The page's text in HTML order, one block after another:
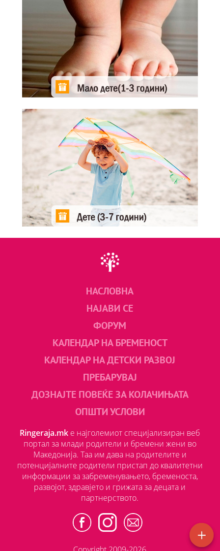
НАСЛОВНА
НАЈАВИ СЕ
ФОРУМ
КАЛЕНДАР НА БРЕМЕНОСТ
КАЛЕНДАР НА ДЕТСКИ РАЗВОЈ
ПРЕБАРУВАЈ
ДОЗНАЈТЕ ПОВЕЌЕ ЗА КОЛАЧИЊАТА
ОПШТИ УСЛОВИ
Ringeraja.mk е најголемиот специјализиран веб
портал за млади родители и бремени жени во
Македонија. Таа им дава на родителите и
потенцијалните родители пристап до квалитетни
информации за забременувањето, бременоста,
развојот, здравјето и грижата за децата и
партнерството.